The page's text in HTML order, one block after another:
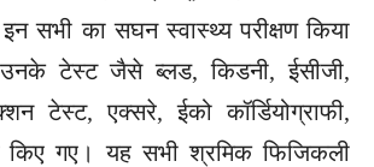
सभी का सघन स्वास्थ्य परीक्षण किया
टेस्ट जैसे ब्लड, किडनी, ईसीजी,
टेस्ट, एक्सरे, ईको कॉर्डियोग्राफी,
किए गए। यह सभी श्रमिक फिजिकली